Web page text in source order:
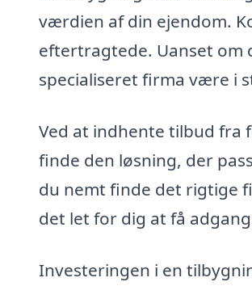
værdien af din ejendom.
eftertragtede. Uanset om
specialiseret firma være i
Ved at indhente tilbud fra
finde den løsning, der
du nemt finde det rigtige
det let for dig at få
Investeringen i en